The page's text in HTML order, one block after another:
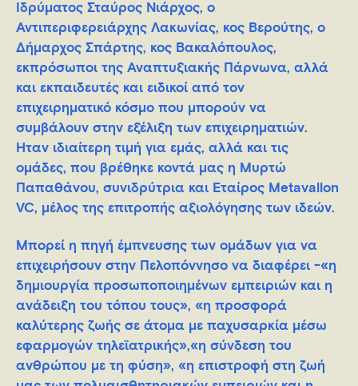
Ιδρύματος Σταύρος Νιάρχος, ο
Αντιπεριφερειάρχης Λακωνίας, κος Βερούτης, ο
Δήμαρχος Σπάρτης, κος Βακαλόπουλος,
εκπρόσωποι της Αναπτυξιακής Πάρνωνα, αλλά
και εκπαιδευτές και ειδικοί από τον
επιχειρηματικό κόσμο που μπορούν να
συμβάλουν στην εξέλιξη των επιχειρηματιών.
Ήταν ιδιαίτερη τιμή για εμάς, αλλά και τις
ομάδες, που βρέθηκε κοντά μας η Μυρτώ
Παπαθάνου, συνιδρύτρια και Εταίρος Metavallon
VC, μέλος της επιτροπής αξιολόγησης των ιδεών.
Μπορεί η πηγή έμπνευσης των ομάδων για να
επιχειρήσουν στην Πελοπόννησο να διαφέρει -«η
δημιουργία προσωποποιημένων εμπειριών και η
ανάδειξη του τόπου τους», «η προσφορά
καλύτερης ζωής σε άτομα με παχυσαρκία μέσω
εφαρμογών τηλεϊατρικής»,«η σύνδεση του
ανθρώπου με τη φύση», «η επιστροφή στη ζωή